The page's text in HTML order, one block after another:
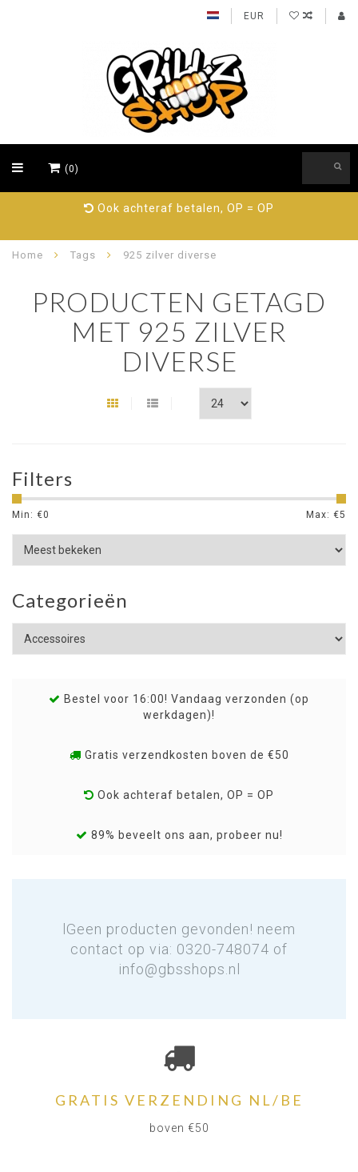
EUR
(0)
Ook achteraf betalen, OP = OP
Home Tags 925 zilver diverse
PRODUCTEN GETAGD
MET 925 ZILVER
DIVERSE
Filters
Min: €0 Max: €5
Categorieën
Bestel voor 16:00! Vandaag verzonden (op
werkdagen)!
Gratis verzendkosten boven de €50
Ook achteraf betalen, OP = OP
89% beveelt ons aan, probeer nu!
lGeen producten gevonden! neem
contact op via: 0320-748074 of
info@gbsshops.nl
GRATIS VERZENDING NL/BE
boven €50